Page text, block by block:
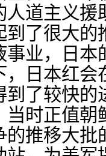
人道主义
到了很大
事业，日
，日本红
到了较快
当时正值
的推移大